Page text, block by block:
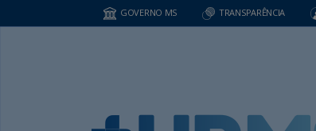
GOVERNO MS TRANSPARÊNCIA